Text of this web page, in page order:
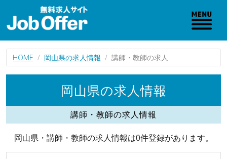
HOME 岡山県の求人情報 講師・教師の求人
岡山県の求人情報
講師・教師の求人情報
岡山県・講師・教師の求人情報は0件登録があります。